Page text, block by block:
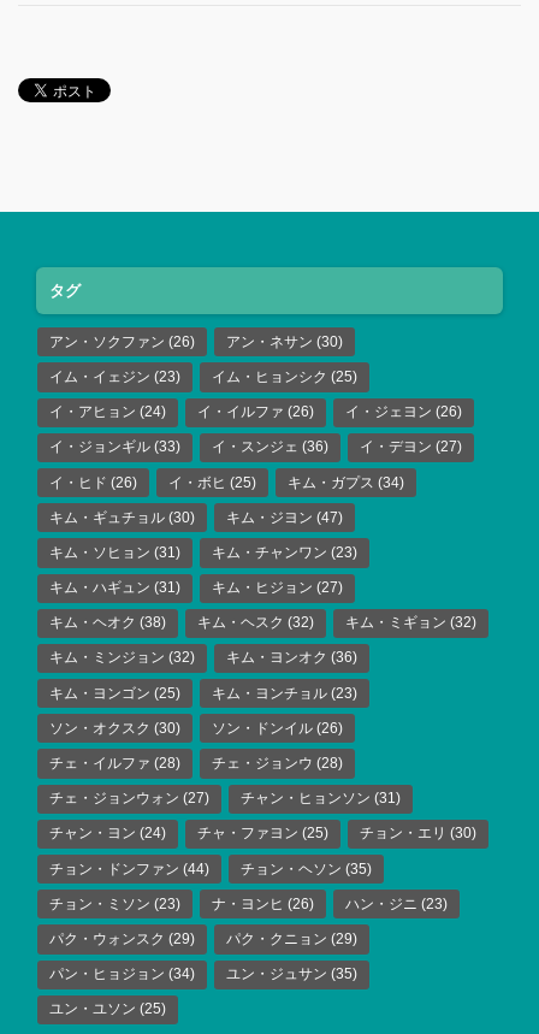
タグ
アン・ソクファン (26) アン・ネサン (30)
イム・イェジン (23) イム・ヒョンシク (25)
イ・アヒョン (24) イ・イルファ (26) イ・ジェヨン (26)
イ・ジョンギル (33) イ・スンジェ (36) イ・デヨン (27)
イ・ヒド (26) イ・ボヒ (25) キム・ガプス (34)
キム・ギュチョル (30) キム・ジヨン (47)
キム・ソヒョン (31) キム・チャンワン (23)
キム・ハギュン (31) キム・ヒジョン (27)
キム・ヘオク (38) キム・ヘスク (32) キム・ミギョン (32)
キム・ミンジョン (32) キム・ヨンオク (36)
キム・ヨンゴン (25) キム・ヨンチョル (23)
ソン・オクスク (30) ソン・ドンイル (26)
チェ・イルファ (28) チェ・ジョンウ (28)
チェ・ジョンウォン (27) チャン・ヒョンソン (31)
チャン・ヨン (24) チャ・ファヨン (25) チョン・エリ (30)
チョン・ドンファン (44) チョン・ヘソン (35)
チョン・ミソン (23) ナ・ヨンヒ (26) ハン・ジニ (23)
パク・ウォンスク (29) パク・クニョン (29)
パン・ヒョジョン (34) ユン・ジュサン (35)
ユン・ユソン (25)